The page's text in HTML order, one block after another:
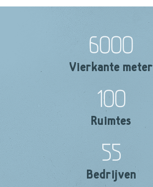
6000
Vierkante meter
100
Ruimtes
55
Bedrijven